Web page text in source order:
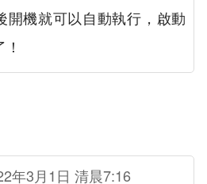
開機就可以自動執行，啟動
年3月1日 清晨7:16